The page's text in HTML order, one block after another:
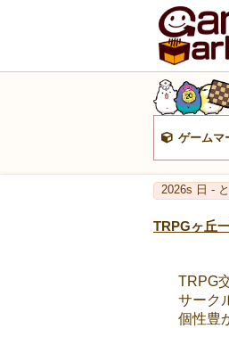
ゲームマ
2026s 日 -
TRPGヶ丘
TRPG
サーク
個性豊